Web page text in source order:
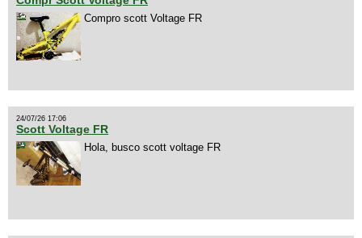
Compro scott Voltage FR
24/07/26 17:06
Scott Voltage FR
Hola, busco scott voltage FR